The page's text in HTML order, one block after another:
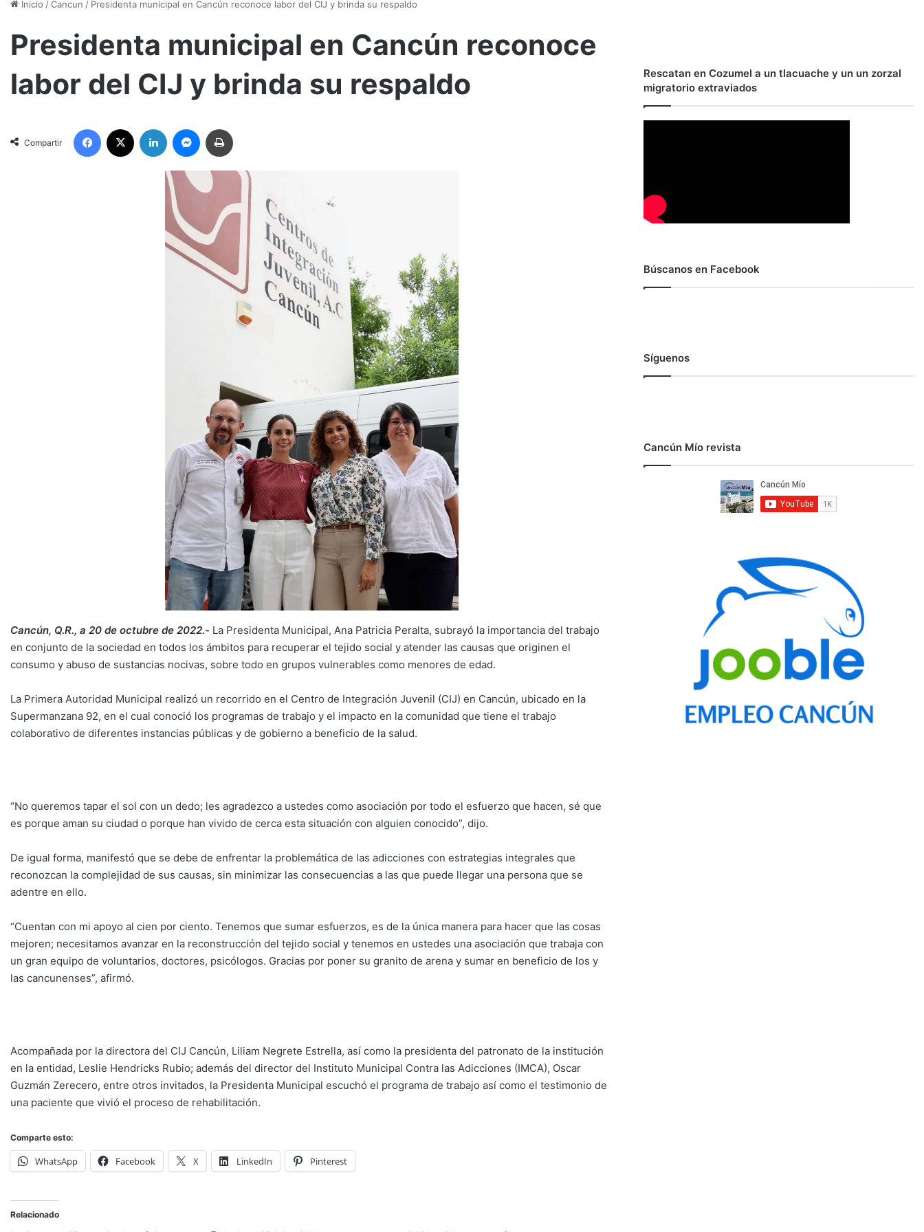
Inicio /Cancun / Presidenta municipal en Cancún reconoce labor del CIJ y brinda su respaldo
Presidenta municipal en Cancún reconoce
labor del CIJ y brinda su respaldo
Compartir
Facebook LinkedIn Messenger
Cancún, Q.R., a 20 de octubre de 2022.- La Presidenta Municipal, Ana Patricia Peralta, subrayó la importancia del trabajo
en conjunto de la sociedad en todos los ámbitos para recuperar el tejido social y atender las causas que originen el
consumo y abuso de sustancias nocivas, sobre todo en grupos vulnerables como menores de edad.
La Primera Autoridad Municipal realizó un recorrido en el Centro de Integración Juvenil (CIJ) en Cancún, ubicado en la
Supermanzana 92, en el cual conoció los programas de trabajo y el impacto en la comunidad que tiene el trabajo
colaborativo de diferentes instancias públicas y de gobierno a beneficio de la salud.
“No queremos tapar el sol con un dedo; les agradezco a ustedes como asociación por todo el esfuerzo que hacen, sé que
es porque aman su ciudad o porque han vivido de cerca esta situación con alguien conocido”, dijo.
De igual forma, manifestó que se debe de enfrentar la problemática de las adicciones con estrategias integrales que
reconozcan la complejidad de sus causas, sin minimizar las consecuencias a las que puede llegar una persona que se
adentre en ello.
“Cuentan con mi apoyo al cien por ciento. Tenemos que sumar esfuerzos, es de la única manera para hacer que las cosas
mejoren; necesitamos avanzar en la reconstrucción del tejido social y tenemos en ustedes una asociación que trabaja con
un gran equipo de voluntarios, doctores, psicólogos. Gracias por poner su granito de arena y sumar en beneficio de los y
las cancunenses”, afirmó.
Acompañada por la directora del CIJ Cancún, Liliam Negrete Estrella, así como la presidenta del patronato de la institución
en la entidad, Leslie Hendricks Rubio; además del director del Instituto Municipal Contra las Adicciones (IMCA), Oscar
Guzmán Zerecero, entre otros invitados, la Presidenta Municipal escuchó el programa de trabajo así como el testimonio de
una paciente que vivió el proceso de rehabilitación.
Comparte esto:
WhatsApp Facebook X LinkedIn Pinterest
Relacionado
Rescatan en Cozumel a un tlacuache y un un zorzal
migratorio extraviados
Búscanos en Facebook
Síguenos
Cancún Mío revista